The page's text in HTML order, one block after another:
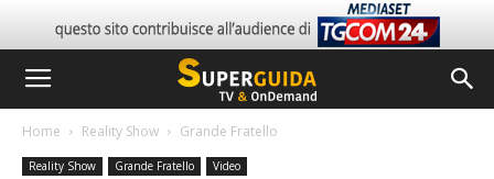
Home Reality Show Grande Fratello
Reality Show Grande Fratello Video